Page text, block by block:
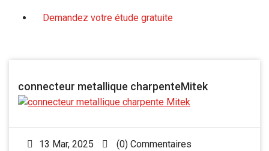
Demandez votre étude gratuite
connecteur metallique charpenteMitek
13 Mar, 2025
(0) Commentaires